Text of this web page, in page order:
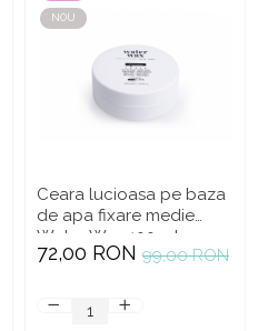
NOU
Ceara lucioasa pe baza
de apa fixare medie
Water Wax 100 ml
99,00 RON
72,00 RON